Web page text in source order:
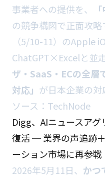
事業者への提供を、
の競争構図で正面攻
（5/10-11）のApple
ChatGPT×Excelと並走
ザ・SaaS・ECの全層
対応」 が日本企業の対
ソース： TechNode
Digg、AIニュースア
復活 ─ 業界の声追跡
ーション市場に再参戦
2026年5月11日、 かつ